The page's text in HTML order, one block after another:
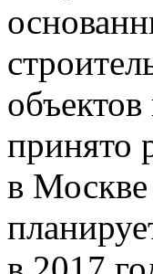
принято
в Москве